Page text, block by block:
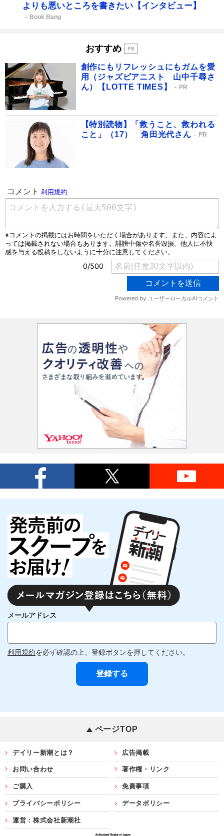
よりも悪いところを書きたい【インタビュー】
Book Bang
おすすめ
創作にもリフレッシュにもガムを愛
用（ジャズピアニスト 山中千尋さ
ん）【LOTTE TIMES】
PR
【特別読物】「救うこと、救われる
こと」（17） 角田光代さん
PR
メールアドレス
利用規約を必ず確認の上、登録ボタンを押してください。
ページTOP
デイリー新潮とは？ 広告掲載
お問い合わせ 著作権・リンク
ご購入 免責事項
プライバシーポリシー データポリシー
運営：株式会社新潮社